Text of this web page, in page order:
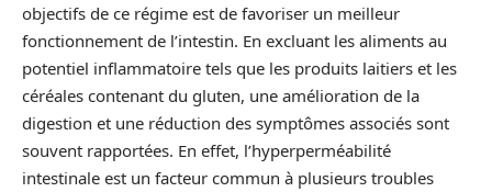
objectifs de ce régime est de favoriser un meilleur
fonctionnement de l’intestin. En excluant les aliments au
potentiel inflammatoire tels que les produits laitiers et les
céréales contenant du gluten, une amélioration de la
digestion et une réduction des symptômes associés sont
souvent rapportées. En effet, l’hyperperméabilité
intestinale est un facteur commun à plusieurs troubles